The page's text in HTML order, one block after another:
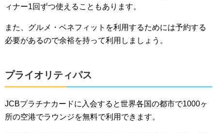
ィナー1回ずつ使えることもあります。
また、グルメ・ベネフィットを利用するためには予約する
必要があるので余裕を持って利用しましょう。
プライオリティパス
JCBプラチナカードに入会すると世界各国の都市で1000ヶ
所の空港でラウンジを無料で利用できます。